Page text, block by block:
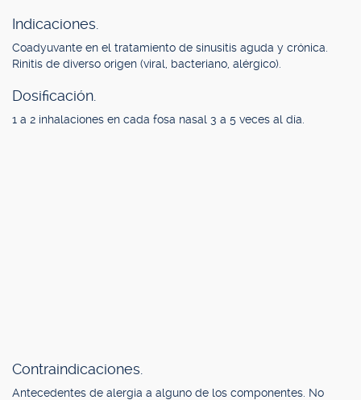
Indicaciones.
Coadyuvante en el tratamiento de sinusitis aguda y crónica.
Rinitis de diverso origen (viral, bacteriano, alérgico).
Dosificación.
1 a 2 inhalaciones en cada fosa nasal 3 a 5 veces al día.
Contraindicaciones.
Antecedentes de alergia a alguno de los componentes. No